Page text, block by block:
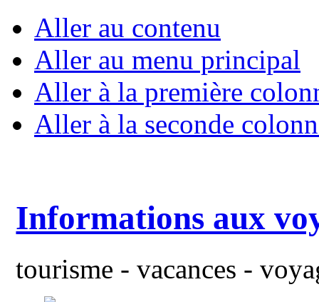
Aller au contenu
Aller au menu principal
Aller à la première
Aller à la seconde
Informations aux
tourisme - vacances -